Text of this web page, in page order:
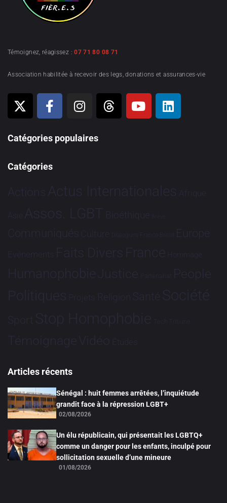
Témoignez, réagissez :07 71 80 08 71
Association habilitée à recevoir des legs, donations et assurances-vie
Catégories populaires
Catégories
Actions Actus Internationales Afrique
Asie Assos. LGBT Bioéthique Brève
Communiqués Culture Dialogues France-Brésil Europe
Evénements Faits Divers France Hommage
HumanophobieJustice Partenariat People
Politiques Projets Religion Santé Société
Sport Stop Homophobie Tech Tribune
TémoignageVidéo Études
Articles récents
Sénégal : huit femmes arrêtées, l’inquiétude
grandit face à la répression LGBT+
02/08/2026
Un élu républicain, qui présentait les LGBTQ+
comme un danger pour les enfants, inculpé pour
sollicitation sexuelle d’une mineure
01/08/2026